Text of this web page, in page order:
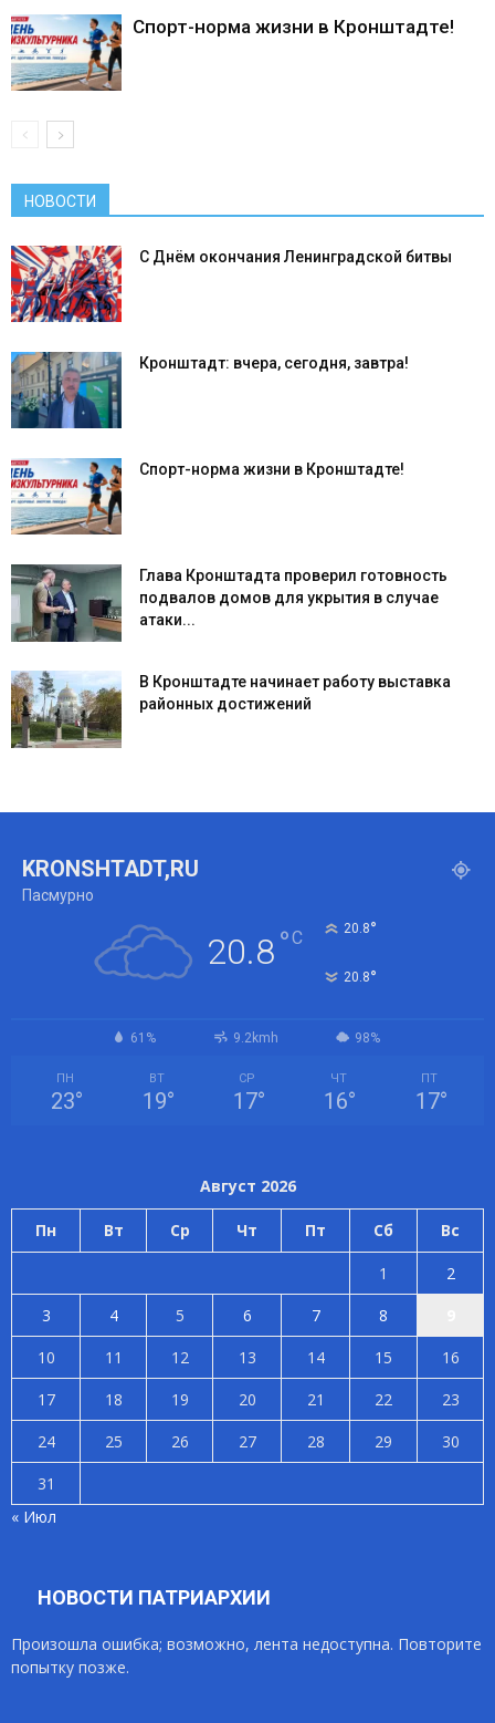
Спорт-норма жизни в Кронштадте!
НОВОСТИ
С Днём окончания Ленинградской битвы
Кронштадт: вчера, сегодня, завтра!
Спорт-норма жизни в Кронштадте!
Глава Кронштадта проверил готовность
подвалов домов для укрытия в случае
атаки...
В Кронштадте начинает работу выставка
районных достижений
KRONSHTADT,RU
Пасмурно
20.8°C 20.8°
20.8°
61% 9.2kmh 98%
ПН
23°
ВТ
19°
СР
17°
ЧТ
16°
ПТ
17°
Август 2026
Пн Вт Ср Чт Пт Сб Вс
1
2
3
4 5 6 7 8
10
11 12 13 14 15
16
17
18 19 20 21 22
23
24
25 26 27 28 29
30
31
« Июл
НОВОСТИ ПАТРИАРХИИ
Произошла ошибка; возможно, лента недоступна. Повторите
попытку позже.